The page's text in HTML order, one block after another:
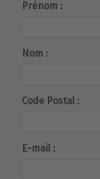
Prénom :
Nom :
Code Postal :
E-mail :